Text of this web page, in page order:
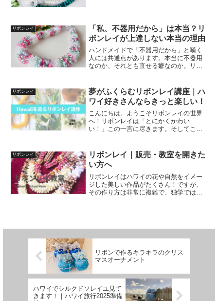
能です。
リボンレイ
「私、不器用だから」は本当？リ
ボンレイが上達しない本当の理由
ハンドメイドで「不器用だから」と嘆く
人には共通点があります。本当に不器用
なのか、それとも直せる癖なのか。リボ
リボンレイ
夢がふくらむリボンレイ講座｜ハ
ワイ好きさんならきっと楽しい！
こんにちは。ようこそリボンレイの世界
へ！リボンレイは「とにかくかわい
い！」この一言に尽きます。そしてこの
ラドレスにも合うようなスタイルのレイ
を選びました。
リボンレイ
リボンレイ｜販売・教室を開きた
い方へ
リボンレイはハワイの花や自然をイメー
ジした美しい作品がたくさん！ですが、
その作り方は非常に複雑で、独学ではな
リボンで作るキラキラのクリス
マスオーナメント
ハワイでシルクドソレイユ見て
きます！｜ハワイ旅行2025準備